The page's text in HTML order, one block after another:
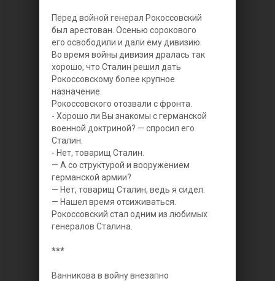
Перед войной генерал Рокоссовский
был арестован. Осенью сорокового
его освободили и дали ему дивизию.
Во время войны дивизия дралась так
хорошо, что Сталин решил дать
Рокоссовскому более крупное
назначение.
Рокоссовского отозвали с фронта.
- Хорошо ли Вы знакомы с германской
военной доктриной? — спросил его
Сталин.
- Нет, товарищ Сталин.
— А со структурой и вооружением
германской армии?
— Нет, товарищ Сталин, ведь я сидел.
— Нашел время отсиживаться.
Рокоссовский стал одним из любимых
генералов Сталина.
***
Ванникова в войну внезапно